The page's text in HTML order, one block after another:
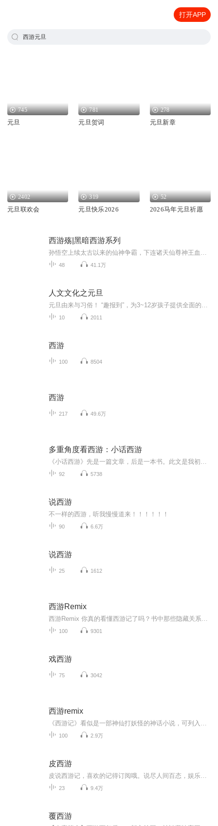
打开APP
西游元旦
745
元旦
781
元旦贺词
278
元旦新章
2402
元旦联欢会
319
元旦快乐2026
52
2026马年元旦祈愿
西游殇|黑暗西游系列
48 41.1万
人文文化之元旦
10 2011
西游
100 8504
西游
217 49.6万
多重角度看西游：小话西游
92 5738
说西游
不一样的西游，听我慢慢道来！！！！！！
90 6.6万
说西游
25 1612
西游Remix
100 9301
戏西游
75 3042
西游remix
100 2.9万
皮西游
23 9.4万
覆西游